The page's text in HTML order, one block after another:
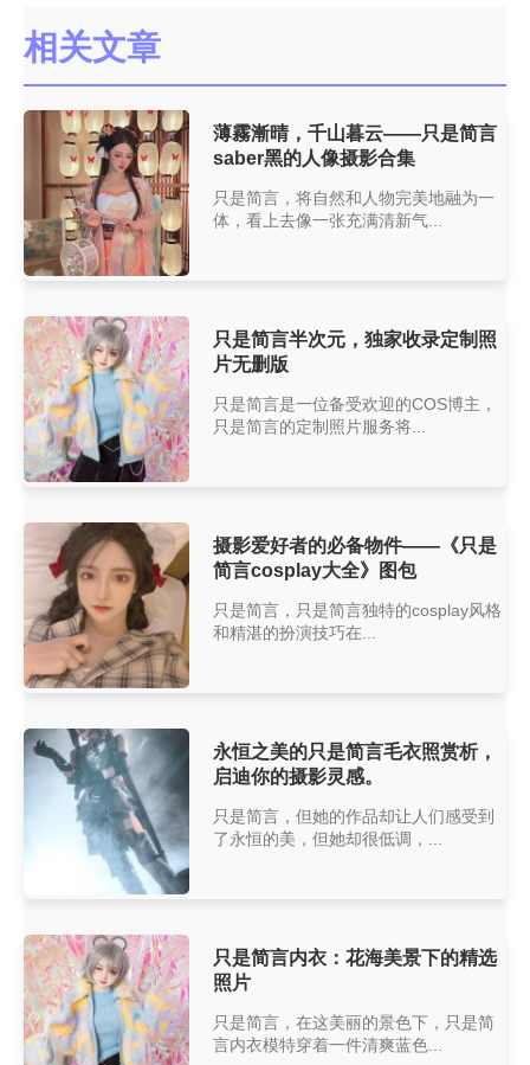
相关文章
薄霧漸晴，千山暮云——只是简言
saber黑的人像摄影合集
只是简言，将自然和人物完美地融为一
体，看上去像一张充满清新气...
只是简言半次元，独家收录定制照
片无删版
只是简言是一位备受欢迎的COS博主，
只是简言的定制照片服务将...
摄影爱好者的必备物件——《只是
简言cosplay大全》图包
只是简言，只是简言独特的cosplay风格
和精湛的扮演技巧在...
永恒之美的只是简言毛衣照赏析，
启迪你的摄影灵感。
只是简言，但她的作品却让人们感受到
了永恒的美，但她却很低调，...
只是简言内衣：花海美景下的精选
照片
只是简言，在这美丽的景色下，只是简
言内衣模特穿着一件清爽蓝色...